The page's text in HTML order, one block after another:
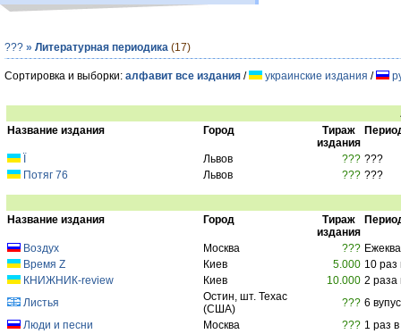
??? » Литературная периодика (17)
Сортировка и выборки: алфавит все издания / украинские издания /
Название издания
Город
Тираж
издания
Львов ??? ???
Потяг 76
Львов ??? ???
Название издания Город
Тираж
издания
Воздух Москва ???
Время Z
Киев 5.000 10 раз
КНИЖНИК-review
Киев 10.000 2 раза
Листья
Остин, шт. Техас
(США)
??? 6
Люди и песни
Москва ??? 1 раз